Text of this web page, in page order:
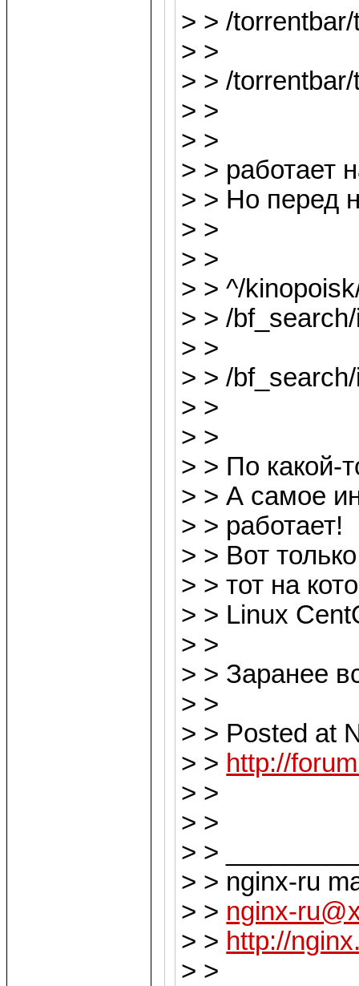
> > /
> > rewrite
> > /
> >
> >
> > работает
> > Но перед
> >
> >
> > ^/
> > /
> > rewrite
> > /
> >
> >
> > По какой-
> > А самое
> > работает!
> > Вот
> > тот на
> > Linux
> >
> > Заранее
> >
> > Posted at
> > http://
> >
> >
> >
> > nginx-ru
> > nginx-
> > http://
> >